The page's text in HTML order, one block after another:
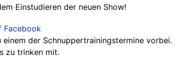
Einstudieren der neuen Show!
Facebook
der Schnuppertrainingstermine vorbei.
zu trinken mit.